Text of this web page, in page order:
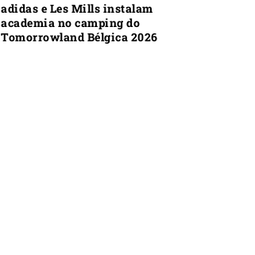
adidas e Les Mills instalam
academia no camping do
Tomorrowland Bélgica 2026